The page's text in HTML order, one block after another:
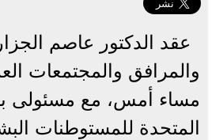
عقد الدكتور عاصم
والمرافق والمجتمعات
مساء أمس، مع مسئولى
المتحدة للمستوطنات